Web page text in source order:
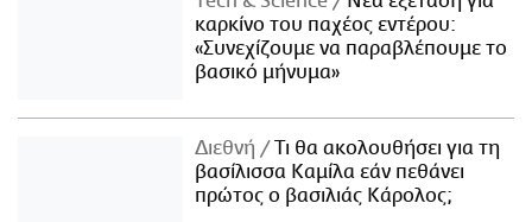
καρκίνο του παχέος εντέρου:
«Συνεχίζουμε να παραβλέπουμε το
βασικό μήνυμα»
Διεθνή
Τι θα ακολουθήσει για τη
βασίλισσα Καμίλα εάν πεθάνει
πρώτος ο βασιλιάς Κάρολος;